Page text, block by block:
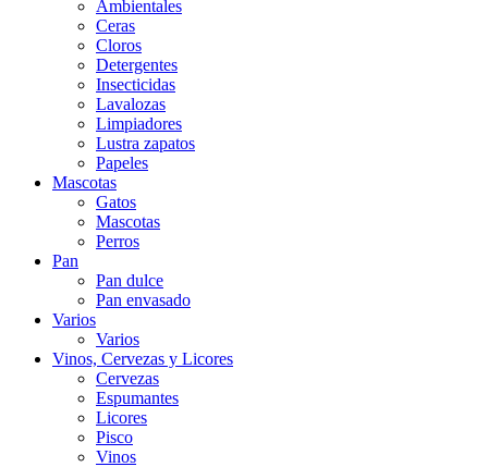
Ambientales
Ceras
Cloros
Detergentes
Insecticidas
Lavalozas
Limpiadores
Lustra zapatos
Papeles
Mascotas
Gatos
Mascotas
Perros
Pan
Pan dulce
Pan envasado
Varios
Varios
Vinos, Cervezas y Licores
Cervezas
Espumantes
Licores
Pisco
Vinos